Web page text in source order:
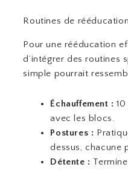
Routines de
Pour une rééducation
d’intégrer des routines
simple pourrait
Échauffement :
avec les blocs.
Postures :
dessus, chacune
Détente :